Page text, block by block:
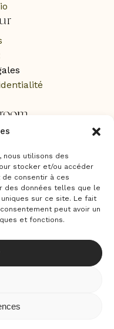
nous utilisons des
stocker et/ou accéder
consentir à ces
des données telles que le
sur ce site. Le fait
peut avoir un
et fonctions.